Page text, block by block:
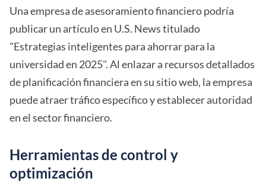
Una empresa de asesoramiento financiero podría
publicar un artículo en U.S. News titulado
"Estrategias inteligentes para ahorrar para la
universidad en 2025". Al enlazar a recursos detallados
de planificación financiera en su sitio web, la empresa
puede atraer tráfico específico y establecer autoridad
en el sector financiero.
Herramientas de control y
optimización